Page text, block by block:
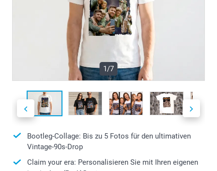
1/7
Bootleg-Collage: Bis zu 5 Fotos für den ultimativen
Vintage-90s-Drop
Claim your era: Personalisieren Sie mit Ihren eigenen